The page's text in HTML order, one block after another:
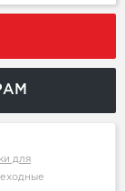
для